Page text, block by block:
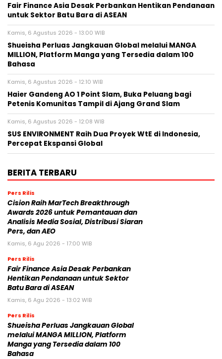
Fair Finance Asia Desak Perbankan Hentikan Pendanaan
untuk Sektor Batu Bara di ASEAN
Kamis, 6 Agustus 2026 - 13:00 WIB
Shueisha Perluas Jangkauan Global melalui MANGA
MILLION, Platform Manga yang Tersedia dalam 100
Bahasa
Kamis, 6 Agustus 2026 - 12:10 WIB
Haier Gandeng AO 1 Point Slam, Buka Peluang bagi
Petenis Komunitas Tampil di Ajang Grand Slam
Kamis, 6 Agustus 2026 - 12:08 WIB
SUS ENVIRONMENT Raih Dua Proyek WtE di Indonesia,
Percepat Ekspansi Global
BERITA TERBARU
Pers Rilis
Cision Raih MarTech Breakthrough
Awards 2026 untuk Pemantauan dan
Analisis Media Sosial, Distribusi Siaran
Pers, dan AEO
Kamis, 6 Agu 2026 - 17:00 WIB
Pers Rilis
Fair Finance Asia Desak Perbankan
Hentikan Pendanaan untuk Sektor
Batu Bara di ASEAN
Kamis, 6 Agu 2026 - 13:02 WIB
Pers Rilis
Shueisha Perluas Jangkauan Global
melalui MANGA MILLION, Platform
Manga yang Tersedia dalam 100
Bahasa